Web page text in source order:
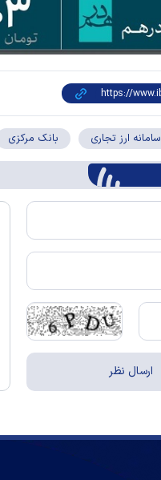
سامانه ارز تجاری بانک مرکزی